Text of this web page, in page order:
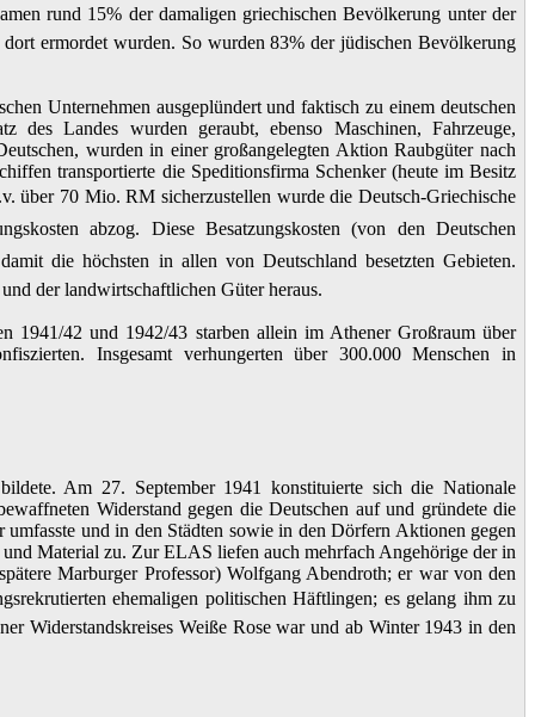
rund 15% der damaligen griechischen Bevölkerung unter der
ermordet wurden. So wurden 83% der jüdischen Bevölkerung
Unternehmen ausgeplündert und faktisch zu einem deutschen
des Landes wurden geraubt, ebenso Maschinen, Fahrzeuge,
wurden in einer großangelegten Aktion Raubgüter nach
transportierte die Speditionsfirma Schenker (heute im Besitz
70 Mio. RM sicherzustellen wurde die Deutsch-Griechische
abzog. Diese Besatzungskosten (von den Deutschen
die höchsten in allen von Deutschland besetzten Gebieten.
der landwirtschaftlichen Güter heraus.
1941/42 und 1942/43 starben allein im Athener Großraum über
Insgesamt verhungerten über 300.000 Menschen in
Am 27. September 1941 konstituierte sich die Nationale
Widerstand gegen die Deutschen auf und gründete die
und in den Städten sowie in den Dörfern Aktionen gegen
Material zu. Zur ELAS liefen auch mehrfach Angehörige der in
Marburger Professor) Wolfgang Abendroth; er war von den
ehemaligen politischen Häftlingen; es gelang ihm zu
Widerstandskreises Weiße Rose war und ab Winter 1943 in den